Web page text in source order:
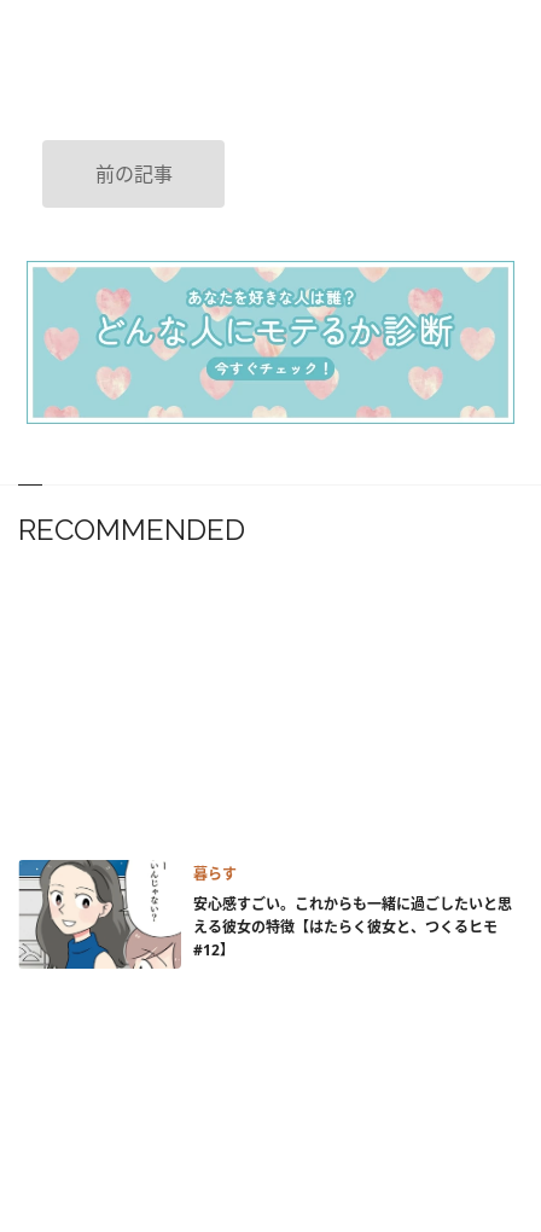
前の記事
RECOMMENDED
暮らす
安心感すごい。これからも一緒に過ごしたいと思
える彼女の特徴【はたらく彼女と、つくるヒモ
#12】